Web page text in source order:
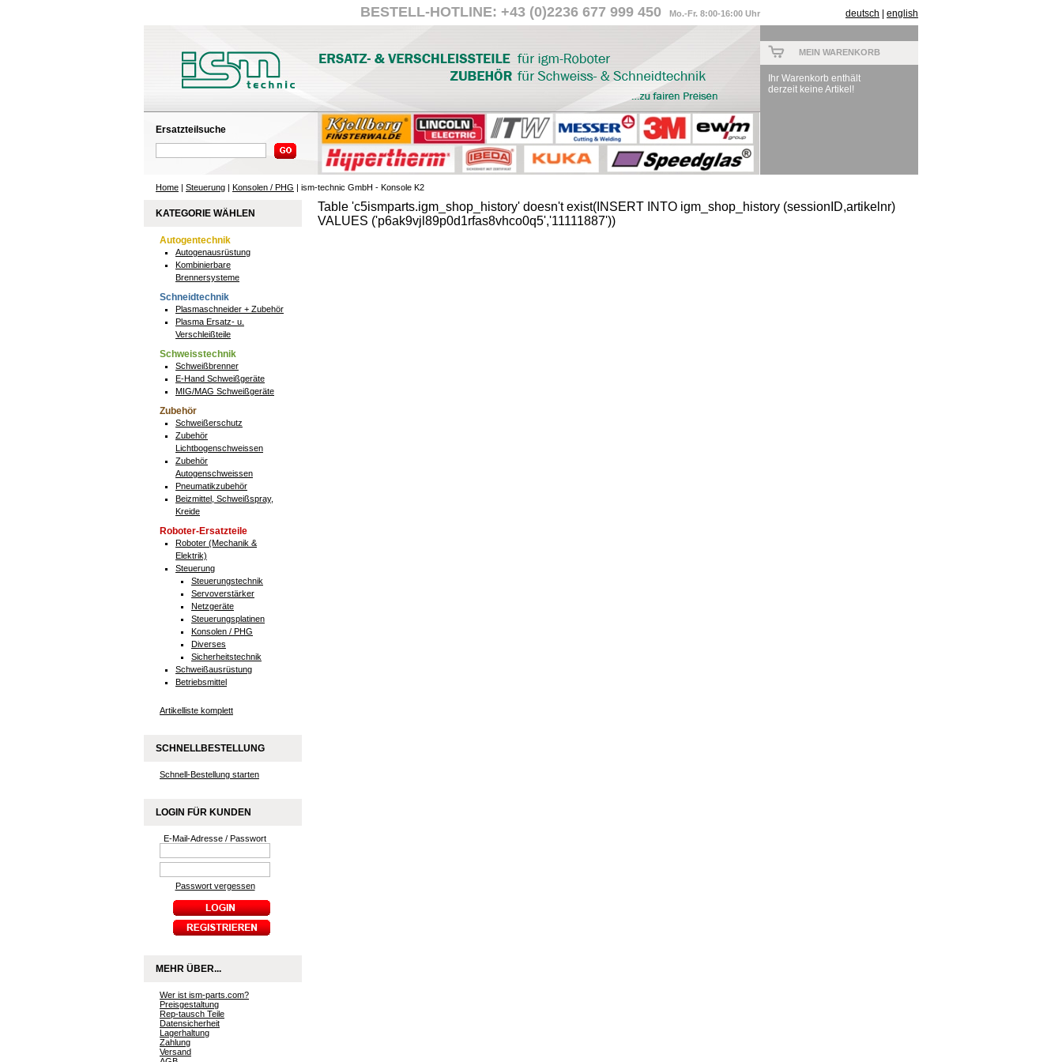
BESTELL-HOTLINE: +43 (0)2236 677 999 450 Mo.-Fr. 8:00-16:00 Uhr deutsch english
Ersatzteilsuche
MEIN WARENKORB
Ihr Warenkorb enthält
derzeit keine Artikel!
Home | Steuerung | Konsolen / PHG | ism-technic GmbH - Konsole K2
KATEGORIE WÄHLEN
Autogentechnik
Autogenausrüstung
Kombinierbare
Brennersysteme
Schneidtechnik
Plasmaschneider + Zubehör
Plasma Ersatz- u.
Verschleißteile
Schweisstechnik
Schweißbrenner
E-Hand Schweißgeräte
MIG/MAG Schweißgeräte
Zubehör
Schweißerschutz
Zubehör
Lichtbogenschweissen
Zubehör
Autogenschweissen
Pneumatikzubehör
Beizmittel, Schweißspray,
Kreide
Roboter-Ersatzteile
Roboter (Mechanik &
Elektrik)
Steuerung
Steuerungstechnik
Servoverstärker
Netzgeräte
Steuerungsplatinen
Konsolen / PHG
Diverses
Sicherheitstechnik
Schweißausrüstung
Betriebsmittel
Artikelliste komplett
SCHNELLBESTELLUNG
Schnell-Bestellung starten
LOGIN FÜR KUNDEN
E-Mail-Adresse / Passwort
Passwort vergessen
MEHR ÜBER...
Wer ist ism-parts.com?
Preisgestaltung
Rep-tausch Teile
Datensicherheit
Lagerhaltung
Zahlung
Versand
Table 'c5ismparts.igm_shop_history' doesn't exist(INSERT INTO igm_shop_history (sessionID,artikelnr)
VALUES ('p6ak9vjl89p0d1rfas8vhco0q5','11111887'))